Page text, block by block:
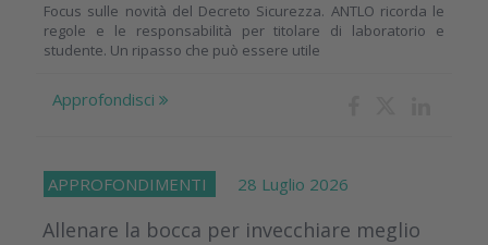
Focus sulle novità del Decreto Sicurezza. ANTLO ricorda le
regole e le responsabilità per titolare di laboratorio e
studente. Un ripasso che può essere utile
Approfondisci
APPROFONDIMENTI 28 Luglio 2026
Allenare la bocca per invecchiare meglio